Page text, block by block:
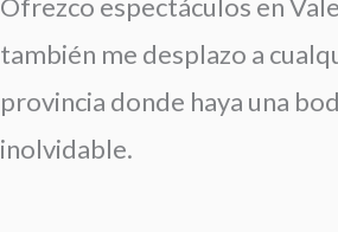
Ofrezco espectáculos en
también me desplazo a
provincia donde haya una
inolvidable.